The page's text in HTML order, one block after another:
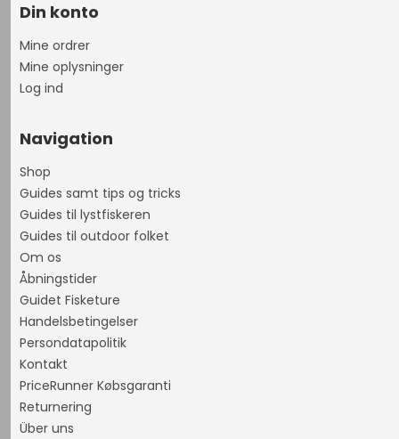
Din konto
Mine ordrer
Mine oplysninger
Log ind
Navigation
Shop
Guides samt tips og tricks
Guides til lystfiskeren
Guides til outdoor folket
Om os
Åbningstider
Guidet Fisketure
Handelsbetingelser
Persondatapolitik
Kontakt
PriceRunner Købsgaranti
Returnering
Über uns